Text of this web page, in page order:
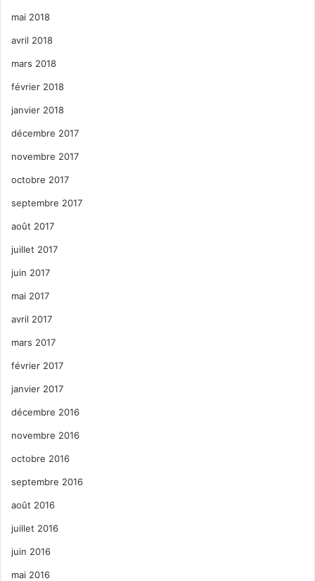
mai 2018
avril 2018
mars 2018
février 2018
janvier 2018
décembre 2017
novembre 2017
octobre 2017
septembre 2017
août 2017
juillet 2017
juin 2017
mai 2017
avril 2017
mars 2017
février 2017
janvier 2017
décembre 2016
novembre 2016
octobre 2016
septembre 2016
août 2016
juillet 2016
juin 2016
mai 2016